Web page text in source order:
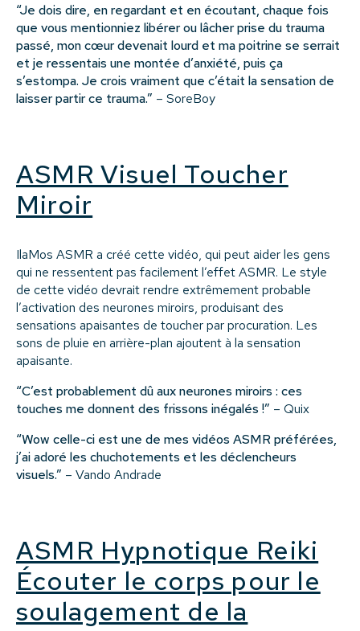
“Je dois dire, en regardant et en écoutant, chaque fois
que vous mentionniez libérer ou lâcher prise du trauma
passé, mon cœur devenait lourd et ma poitrine se serrait
et je ressentais une montée d’anxiété, puis ça
s’estompa. Je crois vraiment que c’était la sensation de
laisser partir ce trauma.” – SoreBoy
ASMR Visuel Toucher
Miroir
IlaMos ASMR a créé cette vidéo, qui peut aider les gens
qui ne ressentent pas facilement l’effet ASMR. Le style
de cette vidéo devrait rendre extrêmement probable
l’activation des neurones miroirs, produisant des
sensations apaisantes de toucher par procuration. Les
sons de pluie en arrière-plan ajoutent à la sensation
apaisante.
“C’est probablement dû aux neurones miroirs : ces
touches me donnent des frissons inégalés !” – Quix
“Wow celle-ci est une de mes vidéos ASMR préférées,
j’ai adoré les chuchotements et les déclencheurs
visuels.” – Vando Andrade
ASMR Hypnotique Reiki
Écouter le corps pour le
soulagement de la